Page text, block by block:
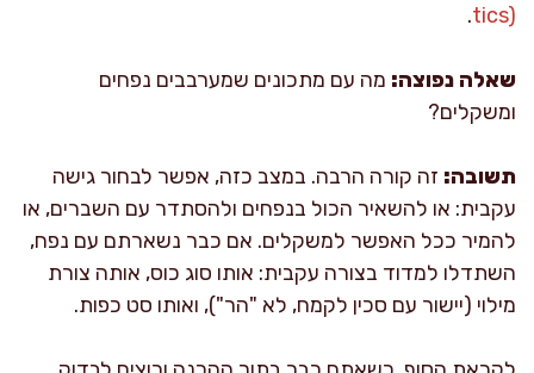
tics)
.
שאלה נפוצה: מה עם מתכונים שמערבבים נפחים
ומשקלים?
תשובה: זה קורה הרבה. במצב כזה, אפשר לבחור גישה
עקבית: או להשאיר הכול בנפחים ולהסתדר עם השברים, או
להמיר ככל האפשר למשקלים. אם כבר נשארתם עם נפח,
השתדלו למדוד בצורה עקבית: אותו סוג כוס, אותה צורת
מילוי (יישור עם סכין לקמח, לא "הר"), ואותו סט כפות.